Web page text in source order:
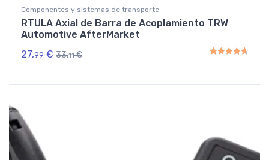
Componentes y sistemas de transporte
RTULA Axial de Barra de Acoplamiento TRW
Automotive AfterMarket
27,99 € 33,11 €